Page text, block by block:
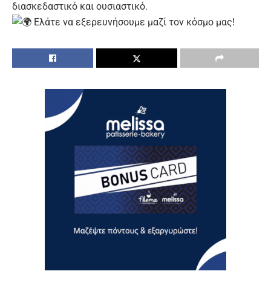
διασκεδαστικό και ουσιαστικό.
Ελάτε να εξερευνήσουμε μαζί τον κόσμο μας!